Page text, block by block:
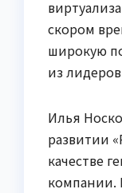
скором
широкую
из
Илья
развитии
качестве
компании.